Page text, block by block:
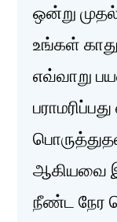
ஒன்று
உங்கள்
எவ்வாறு
ஆகியவை
நீண்ட நேர